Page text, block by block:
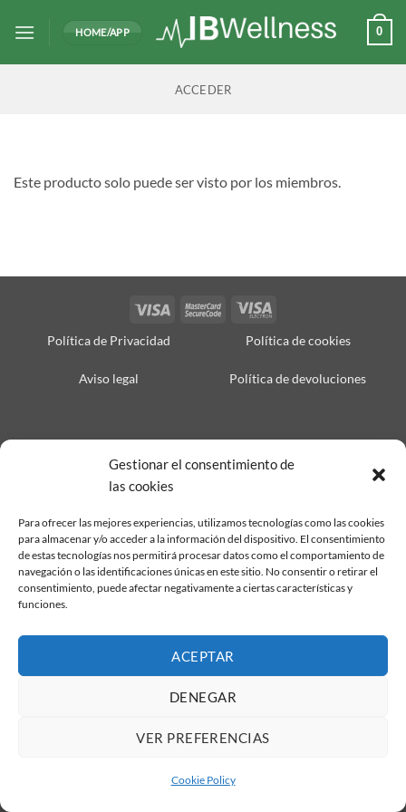
Gestionar el consentimiento de
las cookies
Para ofrecer las mejores experiencias, utilizamos tecnologías como las cookies
para almacenar y/o acceder a la información del dispositivo. El consentimiento
de estas tecnologías nos permitirá procesar datos como el comportamiento de
navegación o las identificaciones únicas en este sitio. No consentir o retirar el
consentimiento, puede afectar negativamente a ciertas características y
funciones.
ACEPTAR
DENEGAR
VER PREFERENCIAS
Cookie Policy
HOME/APP 0
ACCEDER
Este producto solo puede ser visto por los miembros.
Visa
MasterCardVisa
Política de Privacidad
Política de cookies
Aviso legal Política de devoluciones